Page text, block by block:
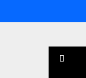
al